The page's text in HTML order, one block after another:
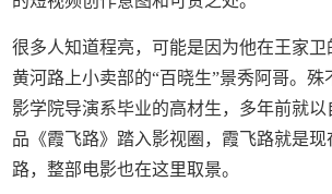
很多人知道程亮，可能是因为他在王家卫
黄河路上小卖部的“百晓生”景秀阿哥。殊
影学院导演系毕业的高材生，多年前就
品《霞飞路》踏入影视圈，霞飞路就是现
路，整部电影也在这里取景。